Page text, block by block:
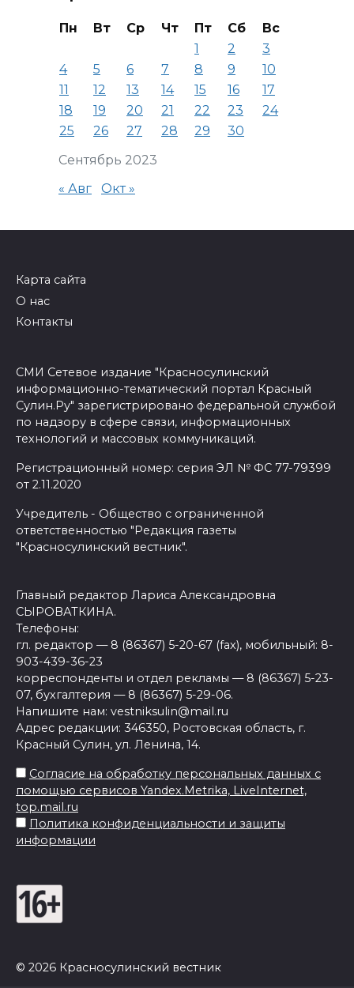
Сентябрь 2023
Пн Вт Ср Чт Пт Сб
Вс
1
2
3
4
5 6 7 8 9
10
11
12 13 14 15 16
17
18
19 20 21 22 23
24
25
26 27 28 29 30
« Авг Окт »
Карта сайта
О нас
Контакты
СМИ Сетевое издание "Красносулинский
информационно-тематический портал Красный
Сулин.Ру" зарегистрировано федеральной службой
по надзору в сфере связи, информационных
технологий и массовых коммуникаций.
Регистрационный номер: серия ЭЛ № ФС 77-79399
от 2.11.2020
Учредитель - Общество с ограниченной
ответственностью "Редакция газеты
"Красносулинский вестник".
Главный редактор Лариса Александровна
СЫРОВАТКИНА.
Телефоны:
гл. редактор — 8 (86367) 5-20-67 (fax), мобильный: 8-
903-439-36-23
корреспонденты и отдел рекламы — 8 (86367) 5-23-
07, бухгалтерия — 8 (86367) 5-29-06.
Напишите нам: vestniksulin@mail.ru
Адрес редакции: 346350, Ростовская область, г.
Красный Сулин, ул. Ленина, 14.
Согласие на обработку персональных данных с
помощью сервисов Yandex.Metrika, LiveInternet,
top.mail.ru
Политика конфиденциальности и защиты
информации
© 2026 Красносулинский вестник